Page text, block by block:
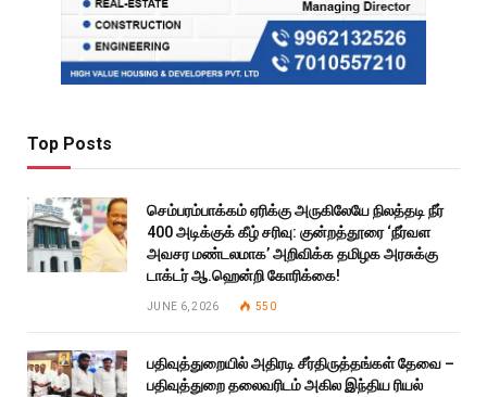
Top Posts
செம்பரம்பாக்கம் ஏரிக்கு அருகிலேயே நிலத்தடி நீர்
400 அடிக்குக் கீழ் சரிவு: குன்றத்தூரை ‘நீர்வள
அவசர மண்டலமாக’ அறிவிக்க தமிழக அரசுக்கு
டாக்டர் ஆ.ஹென்றி கோரிக்கை!
JUNE 6, 2026 550
பதிவுத்துறையில் அதிரடி சீர்திருத்தங்கள் தேவை –
பதிவுத்துறை தலைவரிடம் அகில இந்திய ரியல்